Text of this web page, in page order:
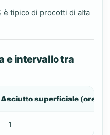
è tipico di prodotti di alta
e intervallo tra
|Asciutto superficiale (ore)
| 1